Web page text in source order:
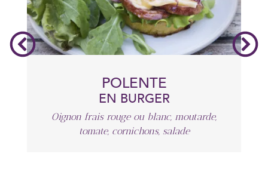
POLENTE
EN BURGER
Oignon frais rouge ou blanc, moutarde,
tomate, cornichons, salade